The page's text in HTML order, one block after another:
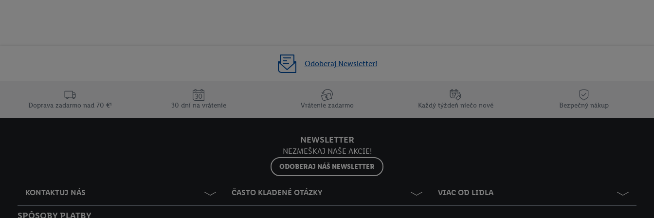
Odoberaj Newsletter!
Doprava zadarmo nad 70 €¹ 30 dní na vrátenie Vrátenie zadarmo Každý týždeň niečo nové Bezpečný nákup
NEWSLETTER
NEZMEŠKAJ NAŠE AKCIE!
ODOBERAJ NÁŠ NEWSLETTER
KONTAKTUJ NÁS ČASTO KLADENÉ OTÁZKY VIAC OD LIDLA
SPÔSOBY PLATBY